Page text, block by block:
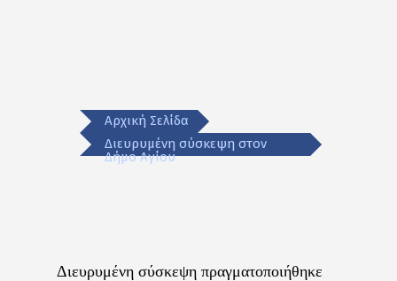
Αρχική Σελίδα
Διευρυμένη σύσκεψη στον
Δήμο Αγίου
Διευρυμένη σύσκεψη πραγματοποιήθηκε